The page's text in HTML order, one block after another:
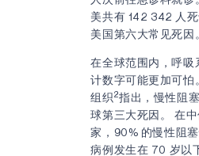
美共有 142 342 人
美国第六大常见死因。
在全球范围内，呼吸
计数字可能更加可怕
组织2指出，慢性阻
球第三大死因。 在
家，90% 的慢性阻
病例发生在 70 岁以